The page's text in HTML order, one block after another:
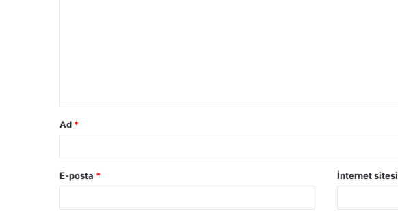
Ad *
E-posta * İnternet sitesi